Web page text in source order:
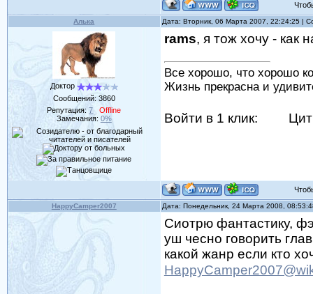
Алька Дата: Вторник, 06 Марта 2007, 22:24:25 |
Доктор
Сообщений: 3860
Репутация:7
Offline
Замечания: 0%
rams, я тож хочу - как
Все хорошо, что хорошо
Жизнь прекрасна и
Войти в 1 клик:
HappyCamper2007 Дата: Понедельник, 24 Марта 2008,
Сиотрю фантастику,
уш чесно говорить
какой жанр если кто